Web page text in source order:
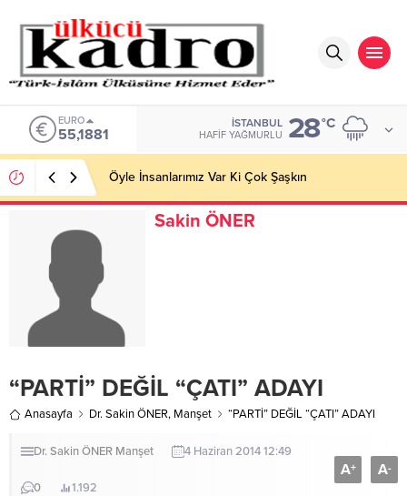
EURO
55,1881
İSTANBUL
HAFIF YAĞMURLU 28°C
Öyle İnsanlarımız Var Ki Çok Şaşkın
Sakin ÖNER
“PARTİ” DEĞİL “ÇATI” ADAYI
Anasayfa Dr. Sakin ÖNER, Manşet “PARTİ” DEĞİL “ÇATI” ADAYI
Dr. Sakin ÖNER Manşet 4 Haziran 2014 12:49
0 1.192
A+ A-